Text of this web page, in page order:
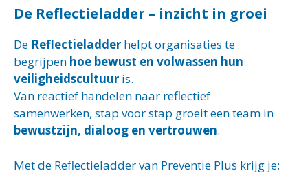
De Reflectieladder – inzicht in groei
De Reflectieladder helpt organisaties te
begrijpen hoe bewust en volwassen hun
veiligheidscultuur is.
Van reactief handelen naar reflectief
samenwerken, stap voor stap groeit een team in
bewustzijn, dialoog en vertrouwen.
Met de Reflectieladder van Preventie Plus krijg je: